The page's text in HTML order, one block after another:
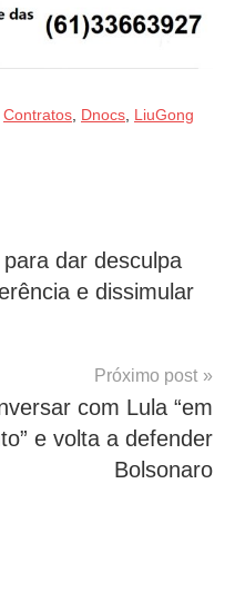
Contratos Dnocs LiuGong
para dar desculpa
e dissimular
Próximo post
com Lula “em
e volta a defender
Bolsonaro